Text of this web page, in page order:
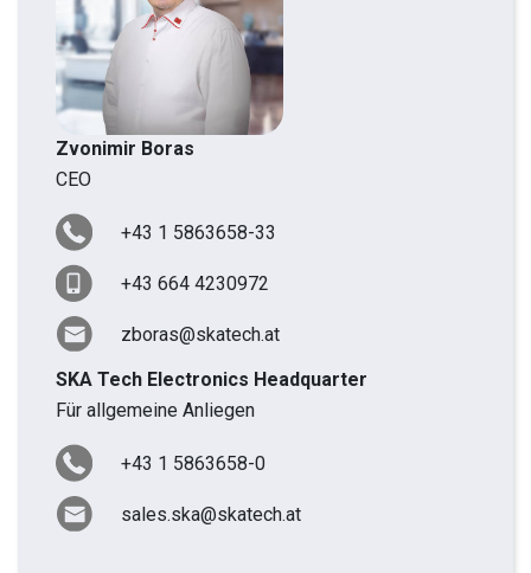
Zvonimir Boras
CEO
+43 1 5863658-33
+43 664 4230972
zboras@skatech.at
SKA Tech Electronics Headquarter
Für allgemeine Anliegen
+43 1 5863658-0
sales.ska@skatech.at